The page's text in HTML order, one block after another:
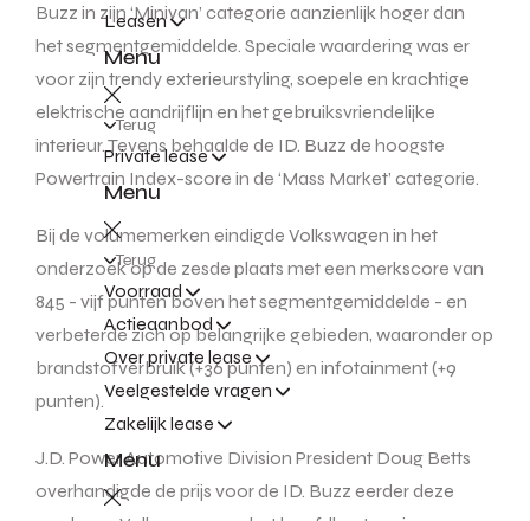
Leasen
Menu
Terug
Private lease
Menu
Terug
Voorraad
Actieaanbod
Over private lease
Veelgestelde vragen
Zakelijk lease
Menu
Buzz in zijn ‘Minivan’ categorie aanzienlijk hoger dan
het segmentgemiddelde. Speciale waardering was er
voor zijn trendy exterieurstyling, soepele en krachtige
elektrische aandrijflijn en het gebruiksvriendelijke
interieur. Tevens behaalde de ID. Buzz de hoogste
Powertrain Index-score in de ‘Mass Market’ categorie.
Bij de volumemerken eindigde Volkswagen in het
onderzoek op de zesde plaats met een merkscore van
845 - vijf punten boven het segmentgemiddelde - en
verbeterde zich op belangrijke gebieden, waaronder op
brandstofverbruik (+36 punten) en infotainment (+9
punten).
J.D. Power Automotive Division President Doug Betts
overhandigde de prijs voor de ID. Buzz eerder deze